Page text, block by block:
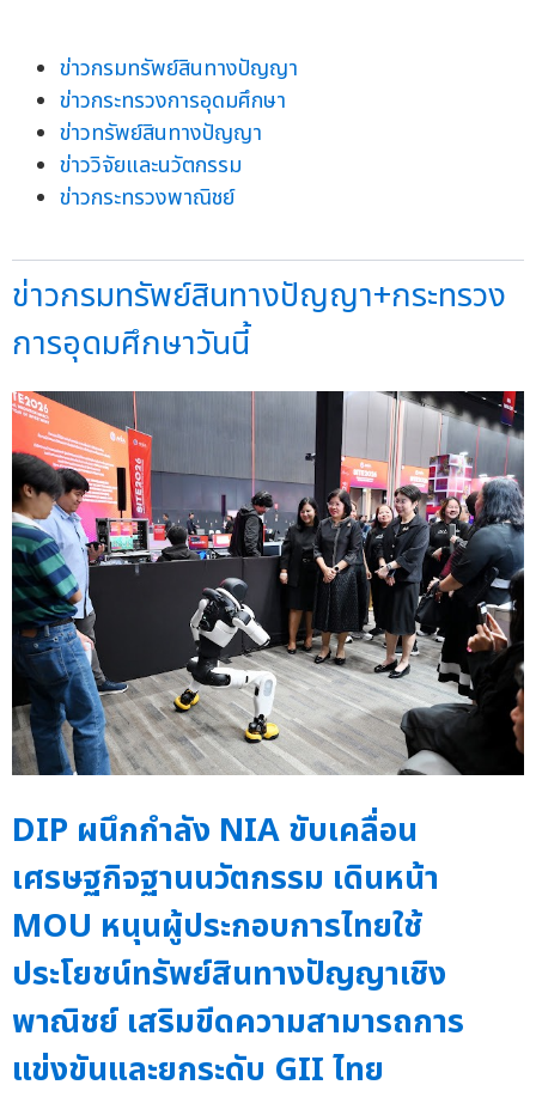
ข่าวกรมทรัพย์สินทางปัญญา
ข่าวกระทรวงการอุดมศึกษา
ข่าวทรัพย์สินทางปัญญา
ข่าววิจัยและนวัตกรรม
ข่าวกระทรวงพาณิชย์
ข่าวกรมทรัพย์สินทางปัญญา+กระทรวง
การอุดมศึกษาวันนี้
DIP ผนึกกำลัง NIA ขับเคลื่อน
เศรษฐกิจฐานนวัตกรรม เดินหน้า
MOU หนุนผู้ประกอบการไทยใช้
ประโยชน์ทรัพย์สินทางปัญญาเชิง
พาณิชย์ เสริมขีดความสามารถการ
แข่งขันและยกระดับ GII ไทย